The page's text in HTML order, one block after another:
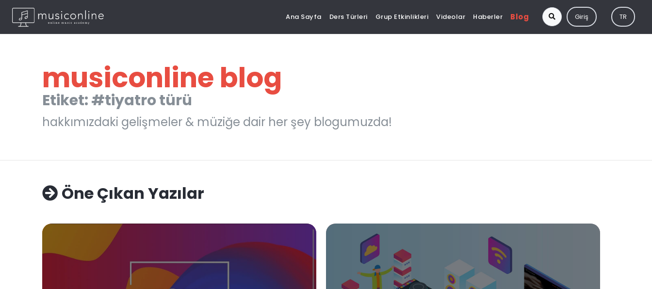
Ana Sayfa Ders Türleri Grup Etkinlikleri Videolar Haberler Blog Giriş TR
musiconline blog
Etiket: #tiyatro türü
hakkımızdaki gelişmeler & müziğe dair her şey blogumuzda!
Öne Çıkan Yazılar